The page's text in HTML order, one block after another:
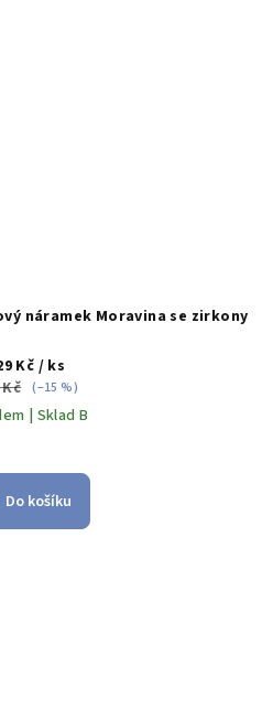
náramek Moravina se zirkony
Kč / ks
Kč (–15 %)
| Sklad B
Do košíku